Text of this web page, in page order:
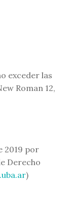
exceder las
Roman 12,
2019 por
Derecho
)